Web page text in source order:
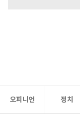
오피니언 정치